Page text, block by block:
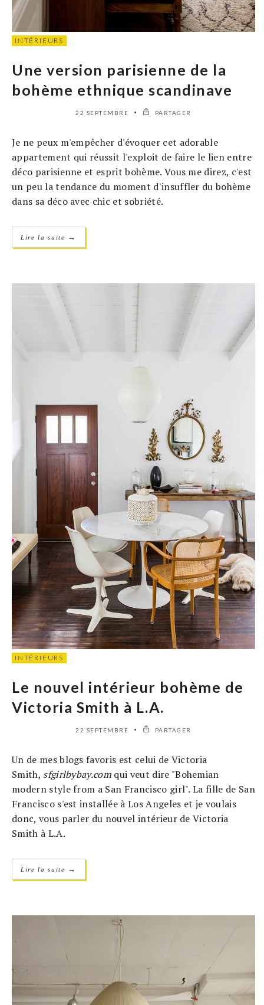
INTÉRIEURS
Une version parisienne de la
bohème ethnique scandinave
22 SEPTEMBRE PARTAGER
Je ne peux m'empêcher d'évoquer cet adorable
appartement qui réussit l'exploit de faire le lien entre
déco parisienne et esprit bohème. Vous me direz, c'est
un peu la tendance du moment d'insuffler du bohème
dans sa déco avec chic et sobriété.
Lire la suite →
INTÉRIEURS
Le nouvel intérieur bohème de
Victoria Smith à L.A.
22 SEPTEMBRE PARTAGER
Un de mes blogs favoris est celui de Victoria
Smith, sfgirlbybay.com qui veut dire "Bohemian
modern style from a San Francisco girl". La fille de San
Francisco s'est installée à Los Angeles et je voulais
donc, vous parler du nouvel intérieur de Victoria
Smith à L.A.
Lire la suite →